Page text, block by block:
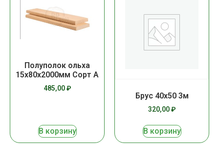
Полуполок ольха
15х80х2000мм Сорт А
485,00₽
В корзину
Брус 40х50 3м
320,00₽
В корзину